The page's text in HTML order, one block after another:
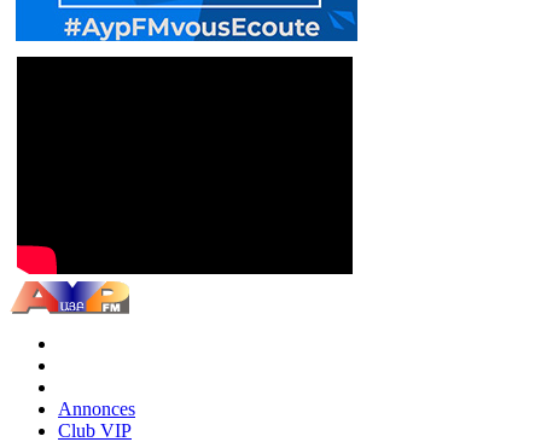
Annonces
Club VIP